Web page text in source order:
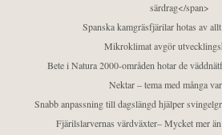
särdrag</span>
Spanska kamgräsfjärilar hotas av
Mikroklimat avgör
Bete i Natura 2000-områden hotar de
Nektar – tema med många
Snabb anpassning till dagslängd hjälper
Fjärilslarvernas värdväxter– Mycket mer